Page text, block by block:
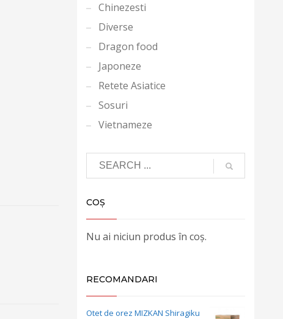
Chinezesti
Diverse
Dragon food
Japoneze
Retete Asiatice
Sosuri
Vietnameze
COȘ
Nu ai niciun produs în coș.
RECOMANDARI
Otet de orez MIZKAN Shiragiku